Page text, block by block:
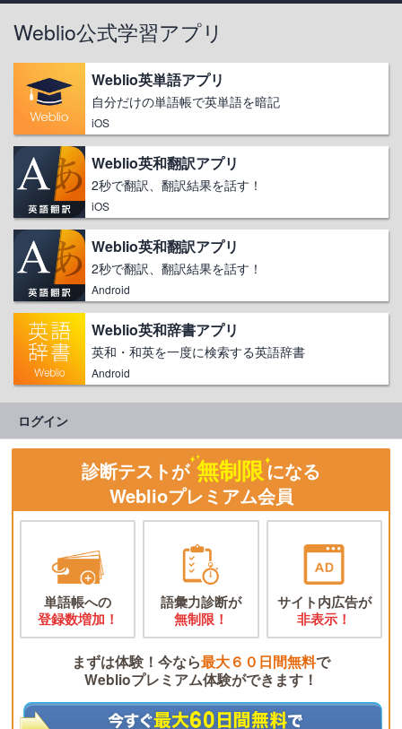
Weblio公式学習アプリ
Weblio英単語アプリ
自分だけの単語帳で英単語を暗記
iOS
Weblio英和翻訳アプリ
2秒で翻訳、翻訳結果を話す！
iOS
Weblio英和翻訳アプリ
2秒で翻訳、翻訳結果を話す！
Android
Weblio英和辞書アプリ
英和・和英を一度に検索する英語辞書
Android
ログイン
診断テストが 無制限になる
Weblioプレミアム会員
単語帳への
登録数増加！
語彙力診断が
無制限！
サイト内広告が
非表示！
まずは体験！今なら最大６０日間無料で
Weblioプレミアム体験ができます！